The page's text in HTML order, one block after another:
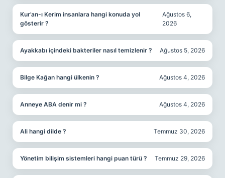
Kur’an-ı Kerim insanlara hangi konuda yol
gösterir ?
Ağustos 6,
2026
Ayakkabı içindeki bakteriler nasıl temizlenir ? Ağustos 5, 2026
Bilge Kağan hangi ülkenin ? Ağustos 4, 2026
Anneye ABA denir mi ? Ağustos 4, 2026
Ali hangi dilde ? Temmuz 30, 2026
Yönetim bilişim sistemleri hangi puan türü ? Temmuz 29, 2026